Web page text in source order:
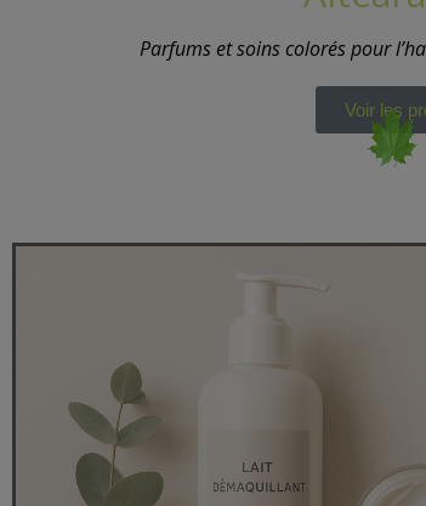
Parfums et soins colorés pour
Voir les